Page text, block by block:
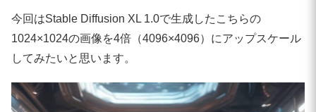
今回はStable Diffusion XL 1.0で生成したこちらの
1024×1024の画像を4倍（4096×4096）にアップスケール
してみたいと思います。